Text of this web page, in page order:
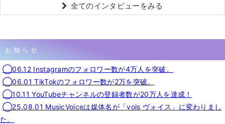
全てのインタビューをみる
お知らせ
◯06.12 Instagramのフォロワー数が4万人を突破。
◯06.01 TikTokのフォロワー数が2万を突破。
◯10.11 YouTubeチャンネルの登録者数が20万人を達成！
◯25.08.01 MusicVoiceは媒体名が「vois ヴォイス」に変わりまし
た。